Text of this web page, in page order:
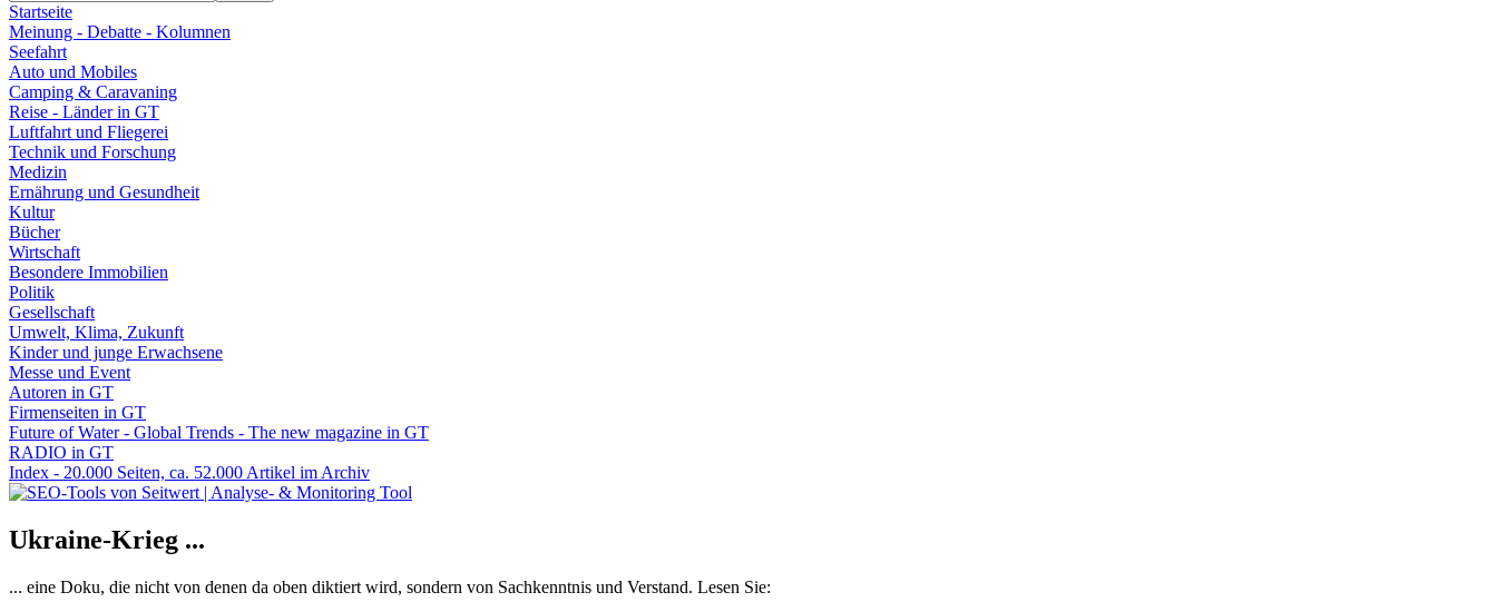
Startseite
Meinung - Debatte - Kolumnen
Seefahrt
Auto und Mobiles
Camping & Caravaning
Reise - Länder in GT
Luftfahrt und Fliegerei
Technik und Forschung
Medizin
Ernährung und Gesundheit
Kultur
Bücher
Wirtschaft
Besondere Immobilien
Politik
Gesellschaft
Umwelt, Klima, Zukunft
Kinder und junge Erwachsene
Messe und Event
Autoren in GT
Firmenseiten in GT
Future of Water - Global Trends - The new magazine in GT
RADIO in GT
Index - 20.000 Seiten, ca. 52.000 Artikel im Archiv
Ukraine-Krieg ...
... eine Doku, die nicht von denen da oben diktiert wird, sondern von Sachkenntnis und Verstand. Lesen Sie: